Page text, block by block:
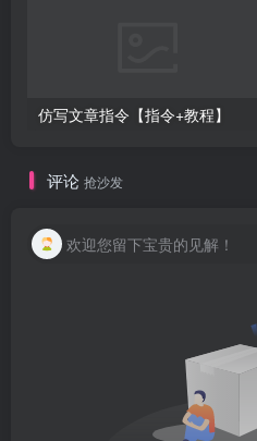
仿写文章指令【指令+教程】
评论 抢沙发
欢迎您留下宝贵的见解！